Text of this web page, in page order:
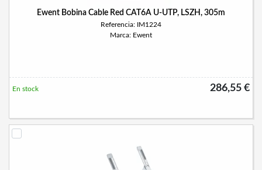
Ewent Bobina Cable Red CAT6A U-UTP, LSZH, 305m
Referencia: IM1224
Marca: Ewent
286,55 €
En stock